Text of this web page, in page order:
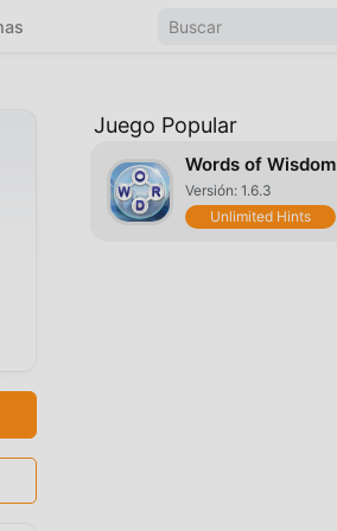
Juego Popular
Words of Wisdom
Versión: 1.6.3
Unlimited Hints